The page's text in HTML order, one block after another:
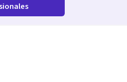
adicciones a internet y videojuegos,
los problemas que nos preocupan